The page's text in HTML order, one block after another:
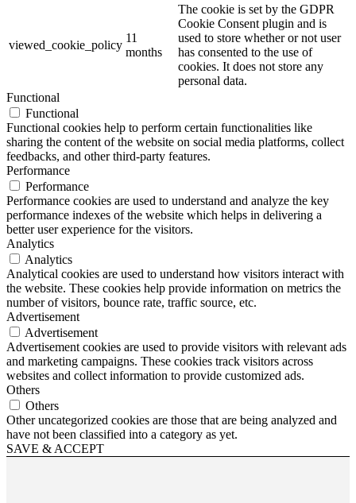
viewed_cookie_policy
11
months
The cookie is set by the GDPR
Cookie Consent plugin and is
used to store whether or not user
has consented to the use of
cookies. It does not store any
personal data.
Functional
Functional
Functional cookies help to perform certain functionalities like
sharing the content of the website on social media platforms, collect
feedbacks, and other third-party features.
Performance
Performance
Performance cookies are used to understand and analyze the key
performance indexes of the website which helps in delivering a
better user experience for the visitors.
Analytics
Analytics
Analytical cookies are used to understand how visitors interact with
the website. These cookies help provide information on metrics the
number of visitors, bounce rate, traffic source, etc.
Advertisement
Advertisement
Advertisement cookies are used to provide visitors with relevant ads
and marketing campaigns. These cookies track visitors across
websites and collect information to provide customized ads.
Others
Others
Other uncategorized cookies are those that are being analyzed and
have not been classified into a category as yet.
SAVE & ACCEPT